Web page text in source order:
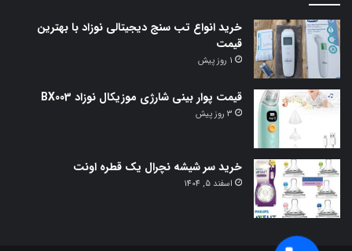
خرید انواع تب سنج دیجیتالی نوزاد با بهترین
قیمت
1 روز پیش
قیمت پوار بینی شارژی موزیکال نوزاد BX003
3 روز پیش
خرید سر شیشه نچرال یک قطره اونت
اسفند 5, 1404